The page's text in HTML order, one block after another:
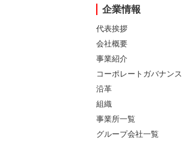
企業情報
代表挨拶
会社概要
事業紹介
コーポレートガバナンス
沿革
組織
事業所一覧
グループ会社一覧